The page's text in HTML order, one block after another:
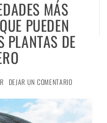
MÁS
PUEDEN
PLANTAS DE
DEJAR UN COMENTARIO